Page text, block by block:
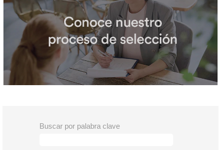
Buscar por palabra clave